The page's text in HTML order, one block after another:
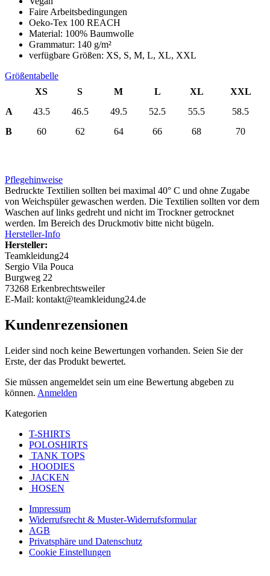
Faire Arbeitsbedingungen
Oeko-Tex 100 REACH
Material: 100% Baumwolle
Grammatur: 140 g/m²
verfügbare Größen: XS, S, M, L, XL, XXL
Größentabelle
XS
S M L XL
XXL
A
43.5 46.5 49.5 52.5 55.5
58.5
B
60 62 64 66 68 70
Pflegehinweise
Bedruckte Textilien sollten bei maximal 40° C und ohne Zugabe
von Weichspüler gewaschen werden. Die Textilien sollten vor dem
Waschen auf links gedreht und nicht im Trockner getrocknet
werden. Im Bereich des Druckmotiv bitte nicht bügeln.
Hersteller-Info
Hersteller:
Teamkleidung24
Sergio Vila Pouca
Burgweg 22
73268 Erkenbrechtsweiler
E-Mail: kontakt@teamkleidung24.de
Kundenrezensionen
Leider sind noch keine Bewertungen vorhanden. Seien Sie der
Erste, der das Produkt bewertet.
Sie müssen angemeldet sein um eine Bewertung abgeben zu
können. Anmelden
Kategorien
T-SHIRTS
POLOSHIRTS
TANK TOPS
HOODIES
JACKEN
HOSEN
Impressum
Widerrufsrecht & Muster-Widerrufsformular
AGB
Privatsphäre und Datenschutz
Cookie Einstellungen